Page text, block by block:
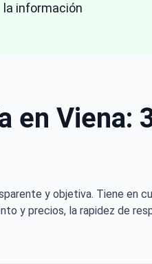
la información
en Viena:
y objetiva. Tiene en
y precios, la rapidez de